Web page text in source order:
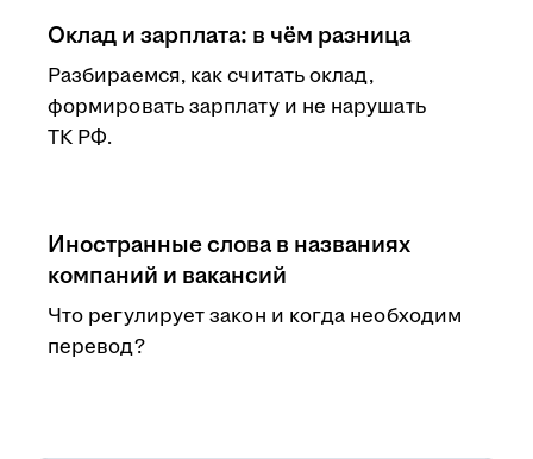
Оклад и зарплата: в чём разница
Разбираемся, как считать оклад,
формировать зарплату и не нарушать
ТК РФ.
Иностранные слова в названиях
компаний и вакансий
Что регулирует закон и когда необходим
перевод?